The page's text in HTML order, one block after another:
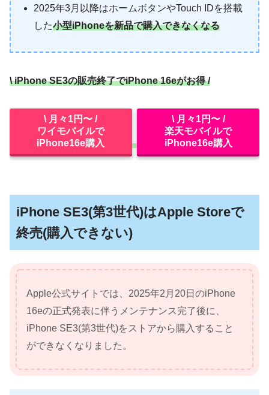
2025年3月以降はホームボタンやTouch IDを搭載
した小型iPhoneを新品で購入できなくなる
\ iPhone SE3の販売終了でiPhone 16eがお得 /
\ 月々1円〜 /
ワイモバイルで
iPhone16e購入
\ 月々1円〜 /
楽天モバイルで
iPhone16e購入
iPhone SE3(第3世代)はApple Storeで
終売(購入できない)
Apple公式サイトでは、2025年2月20日のiPhone
16eの正式発表に伴うメンテナンス完了後に、
iPhone SE3(第3世代)をストアから購入すること
ができなくなりました。